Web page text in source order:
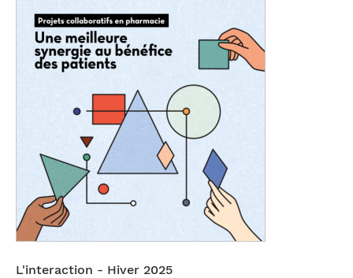
L'interaction - Hiver 2025